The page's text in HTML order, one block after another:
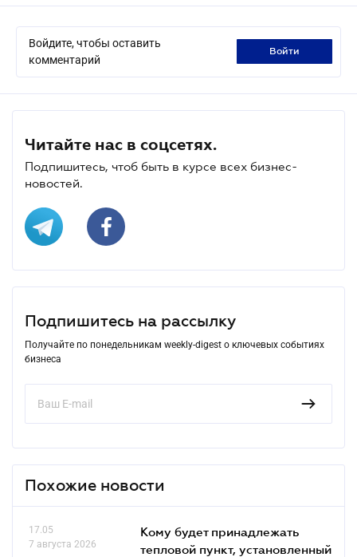
Войдите, чтобы оставить
комментарий
войти
Читайте нас в соцсетях.
Подпишитесь, чтоб быть в курсе всех бизнес-
новостей.
Подпишитесь на рассылку
Получайте по понедельникам weekly-digest о ключевых событиях
бизнеса
Похожие новости
17.05
7 августа 2026
Кому будет принадлежать
тепловой пункт, установленный